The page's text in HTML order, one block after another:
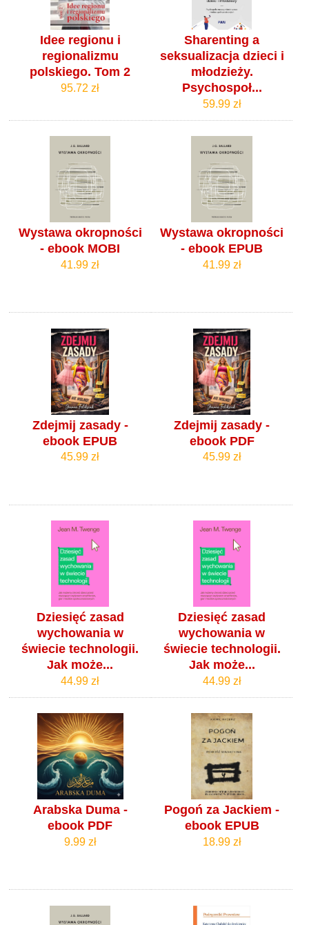
Idee regionu i
regionalizmu
polskiego. Tom 2
95.72 zł
Sharenting a
seksualizacja dzieci i
młodzieży.
Psychospoł...
59.99 zł
Wystawa okropności
- ebook MOBI
41.99 zł
Wystawa okropności
- ebook EPUB
41.99 zł
Zdejmij zasady -
ebook EPUB
45.99 zł
Zdejmij zasady -
ebook PDF
45.99 zł
Dziesięć zasad
wychowania w
świecie technologii.
Jak może...
44.99 zł
Dziesięć zasad
wychowania w
świecie technologii.
Jak może...
44.99 zł
Arabska Duma -
ebook PDF
9.99 zł
Pogoń za Jackiem -
ebook EPUB
18.99 zł